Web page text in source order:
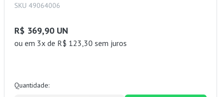
SKU 49064006
R$ 369,90 UN
ou em 3x de R$ 123,30 sem juros
Quantidade: